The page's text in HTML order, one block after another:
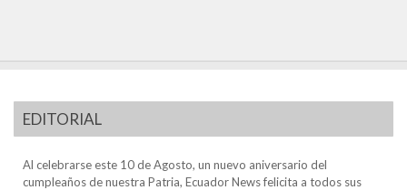
EDITORIAL
Al celebrarse este 10 de Agosto, un nuevo aniversario del
cumpleaños de nuestra Patria, Ecuador News felicita a todos sus